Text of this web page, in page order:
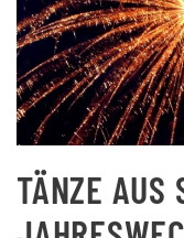
TÄNZE AUS